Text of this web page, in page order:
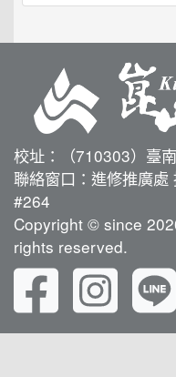
校址：（710303）臺
聯絡窗口：進修推廣
#264
Copyright © since
rights reserved.